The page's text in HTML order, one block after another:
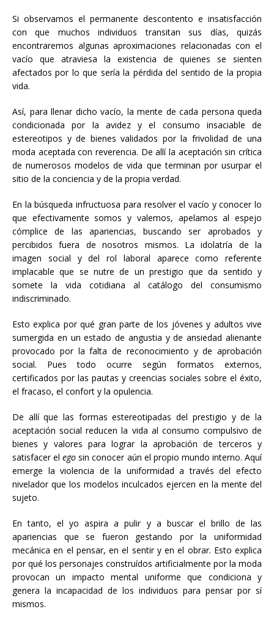
Si observamos el permanente descontento e insatisfacción
con que muchos individuos transitan sus días, quizás
encontraremos algunas aproximaciones relacionadas con el
vacío que atraviesa la existencia de quienes se sienten
afectados por lo que sería la pérdida del sentido de la propia
vida.
Así, para llenar dicho vacío, la mente de cada persona queda
condicionada por la avidez y el consumo insaciable de
estereotipos y de bienes validados por la frivolidad de una
moda aceptada con reverencia. De allí la aceptación sin crítica
de numerosos modelos de vida que terminan por usurpar el
sitio de la conciencia y de la propia verdad.
En la búsqueda infructuosa para resolver el vacío y conocer lo
que efectivamente somos y valemos, apelamos al espejo
cómplice de las apariencias, buscando ser aprobados y
percibidos fuera de nosotros mismos. La idolatría de la
imagen social y del rol laboral aparece como referente
implacable que se nutre de un prestigio que da sentido y
somete la vida cotidiana al catálogo del consumismo
indiscriminado.
Esto explica por qué gran parte de los jóvenes y adultos vive
sumergida en un estado de angustia y de ansiedad alienante
provocado por la falta de reconocimiento y de aprobación
social. Pues todo ocurre según formatos externos,
certificados por las pautas y creencias sociales sobre el éxito,
el fracaso, el confort y la opulencia.
De allí que las formas estereotipadas del prestigio y de la
aceptación social reducen la vida al consumo compulsivo de
bienes y valores para lograr la aprobación de terceros y
satisfacer elego sin conocer aún el propio mundo interno. Aquí
emerge la violencia de la uniformidad a través del efecto
nivelador que los modelos inculcados ejercen en la mente del
sujeto.
En tanto, el yo aspira a pulir y a buscar el brillo de las
apariencias que se fueron gestando por la uniformidad
mecánica en el pensar, en el sentir y en el obrar. Esto explica
por qué los personajes construídos artificialmente por la moda
provocan un impacto mental uniforme que condiciona y
genera la incapacidad de los individuos para pensar por sí
mismos.